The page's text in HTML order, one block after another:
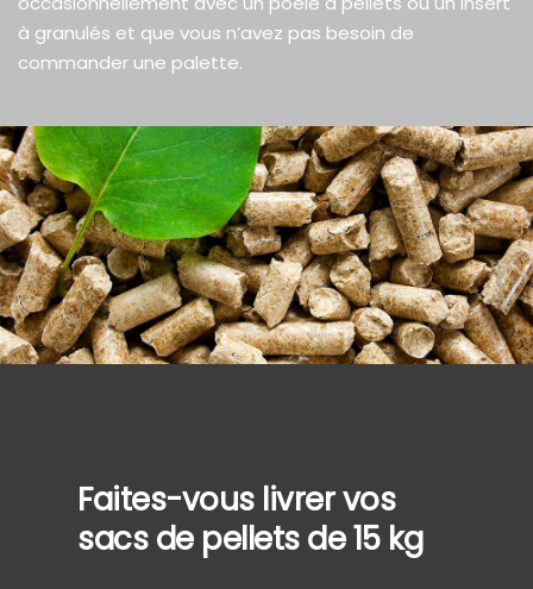
à granulés et que vous n’avez pas besoin de
commander une palette.
Faites-vous livrer vos
sacs de pellets de 15 kg